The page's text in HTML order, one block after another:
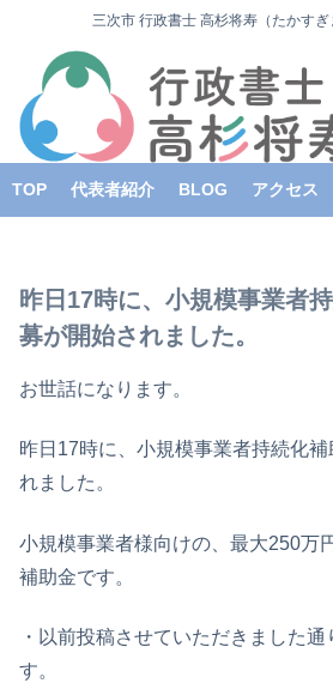
三次市 行政書士 高杉将寿（たかす
TOP 代表者紹介 BLOG アクセス
昨日17時に、小規模事業者
募が開始されました。
お世話になります。
昨日17時に、小規模事業者持続化
れました。
小規模事業者様向けの、最大250万
補助金です。
・以前投稿させていただきました
す。